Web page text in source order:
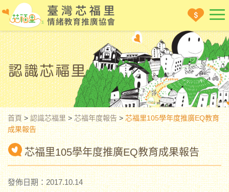
首頁>認識芯福里>芯福年度報告>芯福里105學年度推廣EQ教育
成果報告
芯福里105學年度推廣EQ教育成果報告
發佈日期：2017.10.14